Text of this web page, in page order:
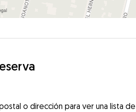
o dirección para ver una lista